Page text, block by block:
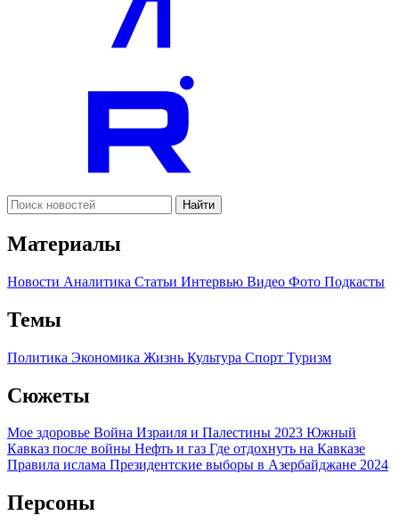
Найти
Материалы
Новости Аналитика Статьи Интервью Видео Фото Подкасты
Темы
Политика Экономика Жизнь Культура Спорт Туризм
Сюжеты
Мое здоровье Война Израиля и Палестины 2023 Южный
Кавказ после войны Нефть и газ Где отдохнуть на Кавказе
Правила ислама Президентские выборы в Азербайджане 2024
Персоны